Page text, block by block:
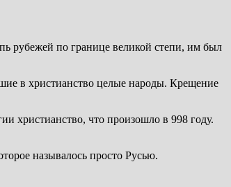
рубежей по границе великой степи, им был
в христианство целые народы. Крещение
христианство, что произошло в 998 году.
называлось просто Русью.